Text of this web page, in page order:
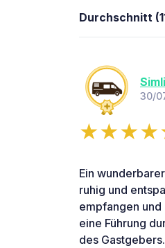
Durchschnitt
30/
Ein
ruhig und
empfangen
eine Führung
des Gastgebers.